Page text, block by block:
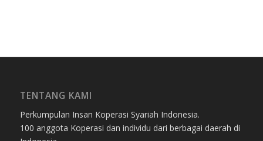
TENTANG KAMI
Perkumpulan Insan Koperasi Syariah Indonesia.
100 anggota Koperasi dan individu dari berbagai daerah di